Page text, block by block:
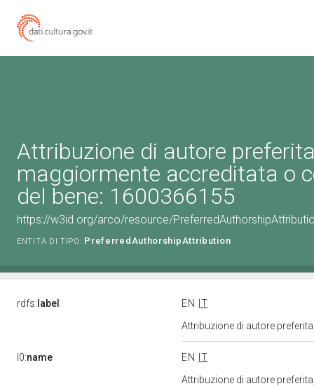
Attribuzione di autore
maggiormente accreditata o
del bene: 1600366155
https://w3id.org/arco/resource/
ENTITÀ DI TIPO: PreferredAuthorshipAttribution
rdfs: label EN
IT
Attribuzione di autore
l0:name EN
IT
Attribuzione di autore